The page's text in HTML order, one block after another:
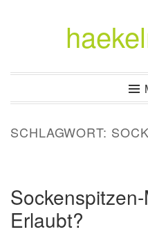
SCHLAGWORT:
Erlaubt?